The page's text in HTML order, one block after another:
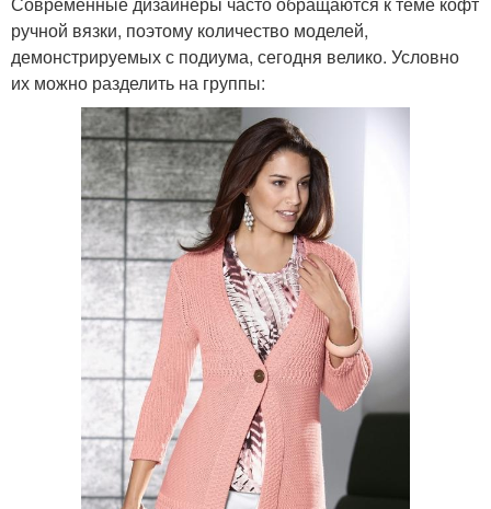
ручной вязки, поэтому количество моделей,
демонстрируемых с подиума, сегодня велико. Условно
их можно разделить на группы: